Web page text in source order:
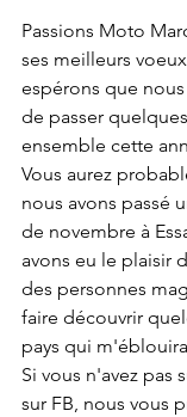
Passions Moto
ses meilleurs
espérons que
de passer
ensemble cette
Vous aurez
nous avons passé
de novembre à
avons eu le plaisir
des personnes
faire découvrir
pays qui
Si vous n'avez pas
sur FB, nous vous